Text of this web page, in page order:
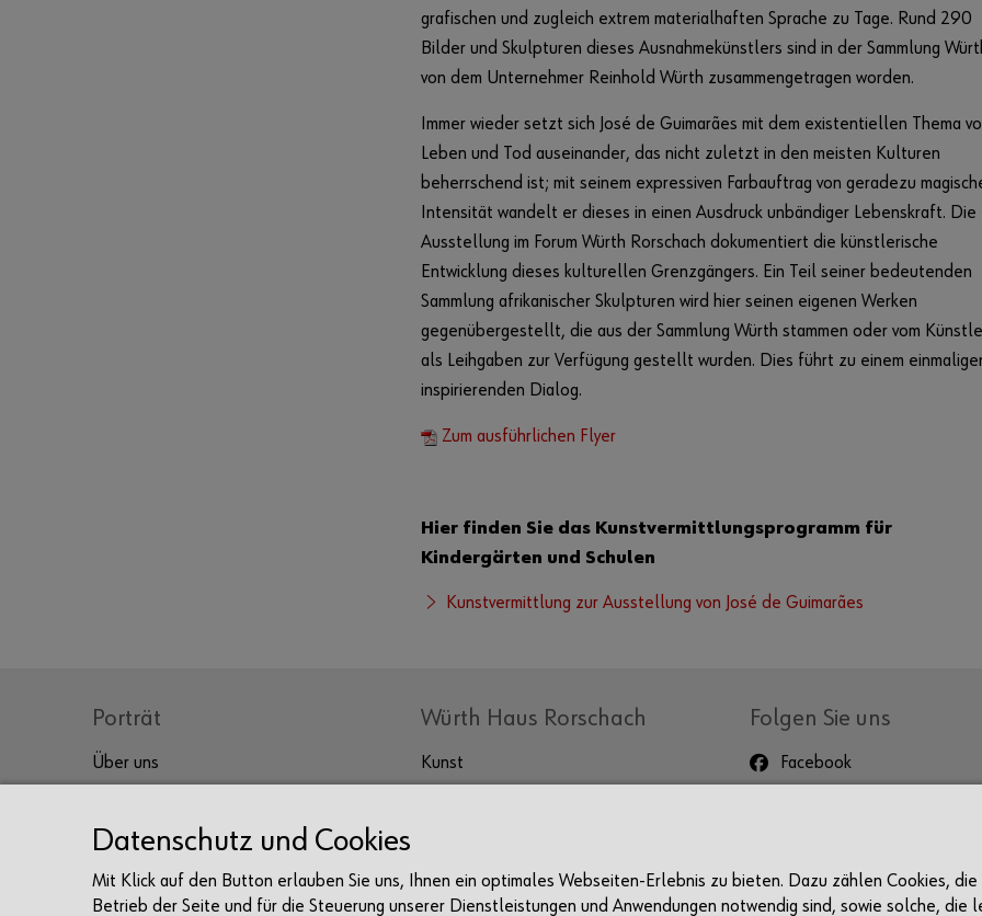
grafischen und zugleich extrem materialhaften Sprache zu Tage. Rund 290
Bilder und Skulpturen dieses Ausnahmekünstlers sind in der Sammlung
von dem Unternehmer Reinhold Würth zusammengetragen worden.
Immer wieder setzt sich José de Guimarães mit dem existentiellen Thema
Leben und Tod auseinander, das nicht zuletzt in den meisten Kulturen
beherrschend ist; mit seinem expressiven Farbauftrag von geradezu
Intensität wandelt er dieses in einen Ausdruck unbändiger Lebenskraft. Die
Ausstellung im Forum Würth Rorschach dokumentiert die künstlerische
Entwicklung dieses kulturellen Grenzgängers. Ein Teil seiner bedeutenden
Sammlung afrikanischer Skulpturen wird hier seinen eigenen Werken
gegenübergestellt, die aus der Sammlung Würth stammen oder vom
als Leihgaben zur Verfügung gestellt wurden. Dies führt zu einem
inspirierenden Dialog.
Zum ausführlichen Flyer
Hier finden Sie das Kunstvermittlungsprogramm für
Kindergärten und Schulen
Kunstvermittlung zur Ausstellung von José de Guimarães
Porträt
Über uns
Sammlung Würth
Karriere
Würth Haus Rorschach
Kunst
Folgen Sie uns
Facebook
Datenschutz und Cookies
Mit Klick auf den Button erlauben Sie uns, Ihnen ein optimales Webseiten-Erlebnis zu bieten. Dazu zählen Cookies,
Betrieb der Seite und für die Steuerung unserer Dienstleistungen und Anwendungen notwendig sind, sowie solche, die